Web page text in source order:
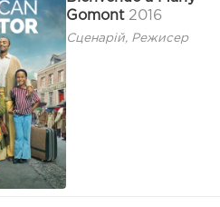
Gomont 2016
Сценарій, Режисер